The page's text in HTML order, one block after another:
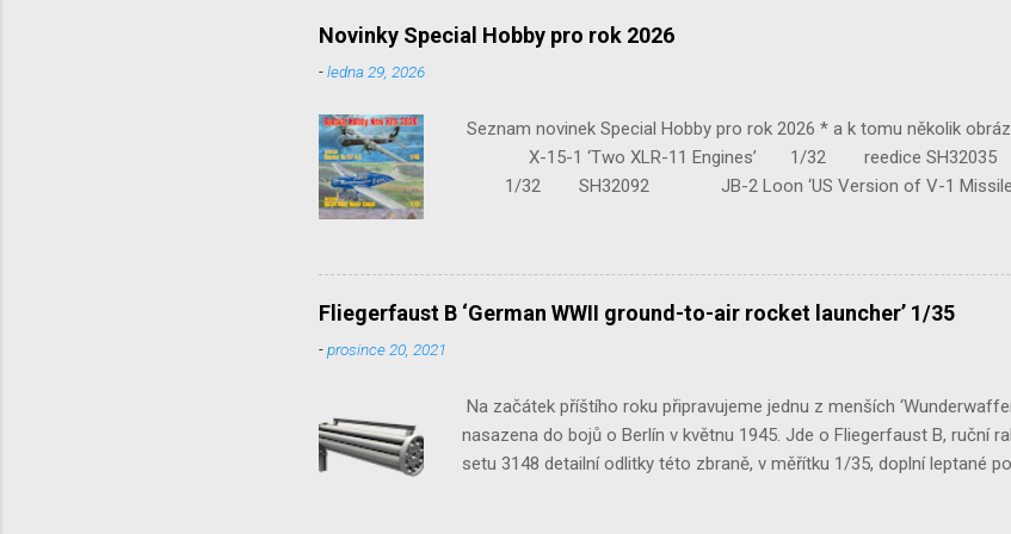
Novinky Special Hobby pro rok 2026
-ledna 29, 2026
Seznam novinek Special Hobby pro rok 2026 * a k tomu několik
X-15-1 ‘Two XLR-11 Engines’ 1/32 reedice SH32035
1/32 SH32092 JB-2 Loon ‘US Version of V-1
Fliegerfaust B ‘German WWII ground-to-air rocket launcher’ 1/35
-prosince 20, 2021
Na začátek příštího roku připravujeme jednu z menších
nasazena do bojů o Berlín v květnu 1945. Jde o Fliegerfaust B, ruční
setu 3148 detailní odlitky této zbraně, v měřítku 1/35, doplní leptané